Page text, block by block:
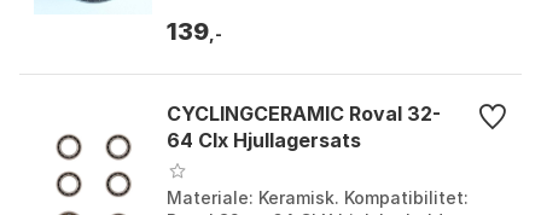
139 ,-
CYCLINGCERAMIC Roval 32-
64 Clx Hjullagersats
Materiale: Keramisk. Kompatibilitet: